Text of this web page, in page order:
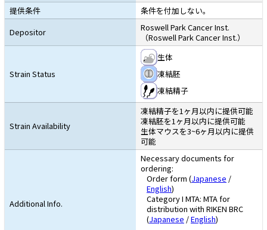
提供条件
条件を付加しない。
Depositor
Roswell Park Cancer Inst.
（Roswell Park Cancer Inst.）
Strain Status
生体
凍結胚
凍結精子
Strain Availability
凍結精子を1ヶ月以内に提供可能
凍結胚を1ヶ月以内に提供可能
生体マウスを3~6ヶ月以内に提供
可能
Additional Info.
Necessary documents for
ordering:
Order form (Japanese /
English)
Category I MTA: MTA for
distribution with RIKEN BRC
(Japanese /English)